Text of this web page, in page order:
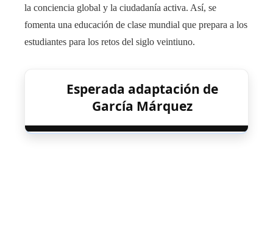
la conciencia global y la ciudadanía activa. Así, se
fomenta una educación de clase mundial que prepara a los
estudiantes para los retos del siglo veintiuno.
Esperada adaptación de
García Márquez